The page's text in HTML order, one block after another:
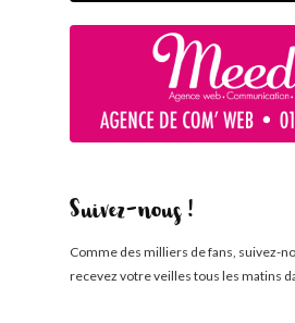
Suivez-nous !
Comme des milliers de fans, suivez-
recevez votre veilles tous les matins